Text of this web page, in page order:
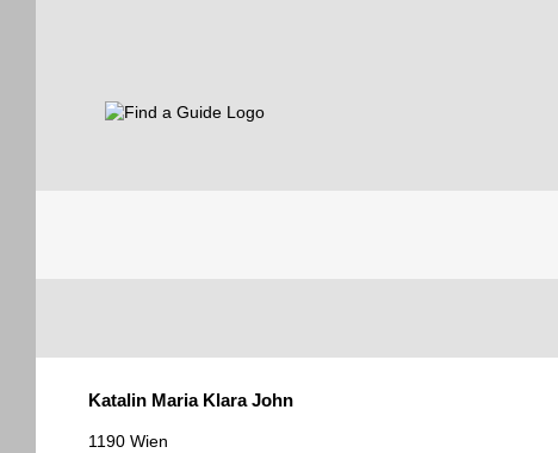
Guides
Katalin Maria Klara John
1190 Wien